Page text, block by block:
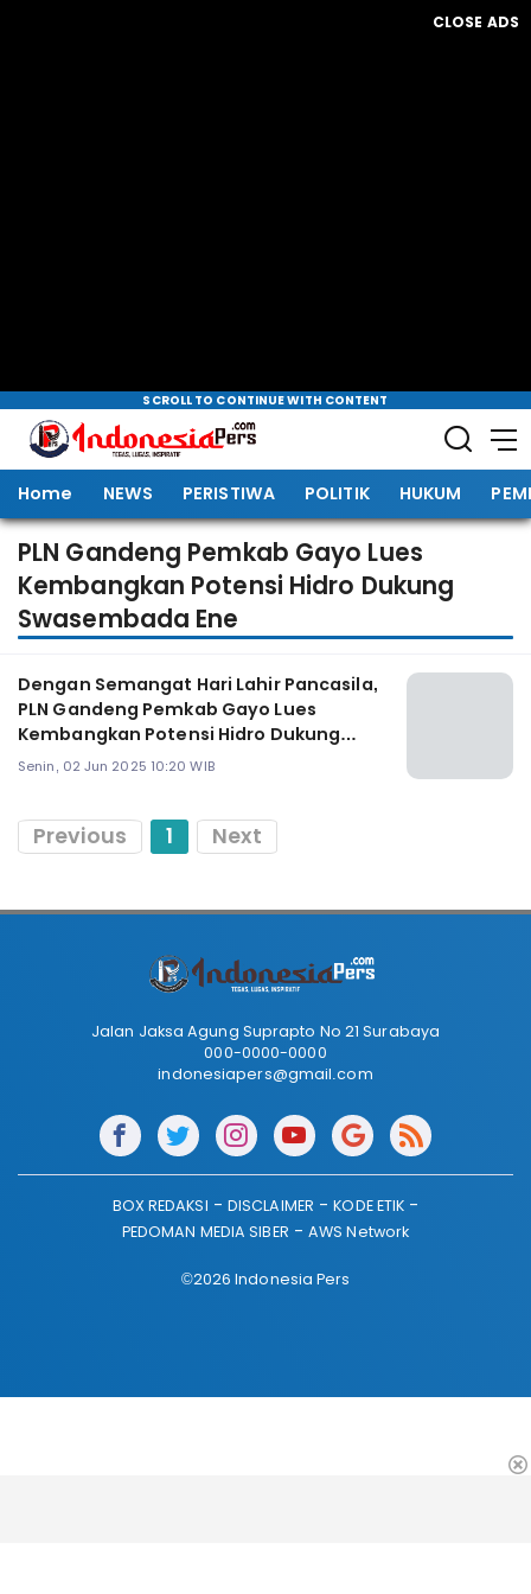
CLOSE ADS
SCROLL TO CONTINUE WITH CONTENT
Home NEWS PERISTIWA POLITIK HUKUM
PLN Gandeng Pemkab Gayo Lues
Kembangkan Potensi Hidro Dukung
Swasembada Ene
Dengan Semangat Hari Lahir Pancasila,
PLN Gandeng Pemkab Gayo Lues
Kembangkan Potensi Hidro Dukung
Swasembada Energi
Senin, 02 Jun 2025 10:20 WIB
Previous 1 Next
Jalan Jaksa Agung Suprapto No 21 Surabaya
000-0000-0000
indonesiapers@gmail.com
BOX REDAKSI DISCLAIMER
KODE ETIK
PEDOMAN MEDIA SIBER
AWS Network
©2026 Indonesia Pers